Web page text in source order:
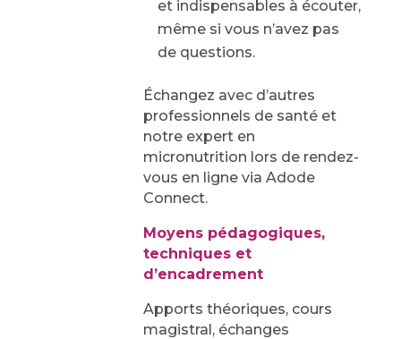
et indispensables à écouter,
même si vous n’avez pas
de questions.
Échangez avec d’autres
professionnels de santé et
notre expert en
micronutrition lors de rendez-
vous en ligne via Adode
Connect.
Moyens pédagogiques,
techniques et
d’encadrement
Apports théoriques, cours
magistral, échanges